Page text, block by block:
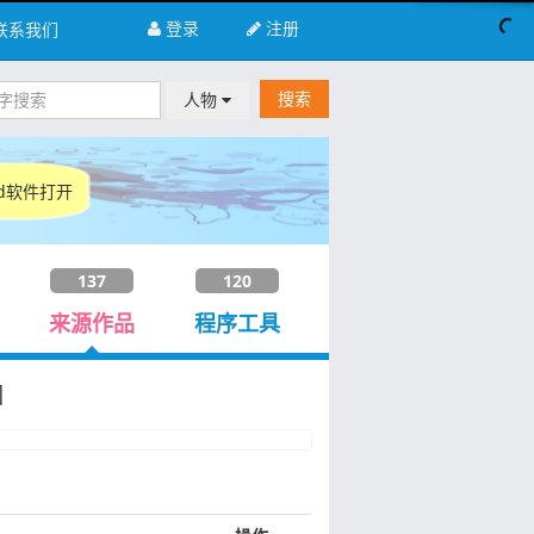
注册
登录
系我们
人物 搜索
件打开
137
来源作品
120
程序工具